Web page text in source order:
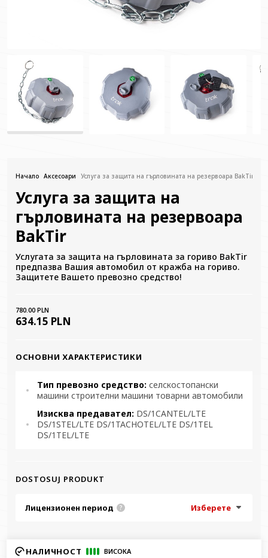
Начало Аксесоари Услуга за защита на гърловината на резервоара BakTir
Услуга за защита на
гърловината на резервоара
BakTir
Услугата за защита на гърловината за гориво BakTir
предпазва Вашия автомобил от кражба на гориво.
Защитете Вашето превозно средство!
780.00 PLN
634.15 PLN
ОСНОВНИ ХАРАКТЕРИСТИКИ
Тип превозно средство: селскостопански
машини строителни машини товарни автомобили
Изисква предавател: DS/1CANTEL/LTE
DS/1STEL/LTE DS/1TACHOTEL/LTE DS/1TEL
DS/1TEL/LTE
DOSTOSUJ PRODUKT
Лицензионен период ? Изберете
НАЛИЧНОСТ ВИСОКА